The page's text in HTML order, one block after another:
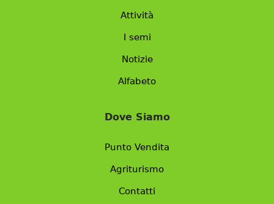
Attività
I semi
Notizie
Alfabeto
Dove Siamo
Punto Vendita
Agriturismo
Contatti